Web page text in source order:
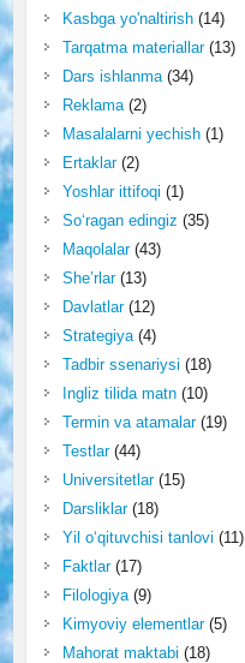
Kasbga yo'naltirish(14)
Tarqatma materiallar(13)
Dars ishlanma(34)
Reklama(2)
Masalalarni yechish(1)
Ertaklar(2)
Yoshlar ittifoqi (1)
So‘ragan edingiz (35)
Maqolalar(43)
She’rlar(13)
Davlatlar(12)
Strategiya(4)
Tadbir ssenariysi (18)
Ingliz tilida matn(10)
Termin va atamalar(19)
Testlar(44)
Universitetlar(15)
Darsliklar(18)
Yil o‘qituvchisi tanlovi (11)
Faktlar(17)
Filologiya(9)
Kimyoviy elementlar(5)
Mahorat maktabi (18)